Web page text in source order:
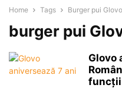
Home Tags Burger pui Glovo
burger pui
Glovo
funcții